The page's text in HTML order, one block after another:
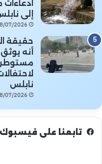
إلى
07/2026
حقيقة
أنه
نابلس
07/2026
تابعنا على فيسبوك